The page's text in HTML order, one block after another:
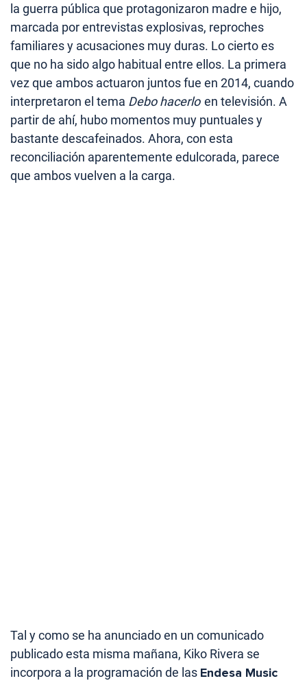
la guerra pública que protagonizaron madre e hijo,
marcada por entrevistas explosivas, reproches
familiares y acusaciones muy duras. Lo cierto es
que no ha sido algo habitual entre ellos. La primera
vez que ambos actuaron juntos fue en 2014, cuando
interpretaron el tema Debo hacerlo en televisión. A
partir de ahí, hubo momentos muy puntuales y
bastante descafeinados. Ahora, con esta
reconciliación aparentemente edulcorada, parece
que ambos vuelven a la carga.
Tal y como se ha anunciado en un comunicado
publicado esta misma mañana, Kiko Rivera se
incorpora a la programación de las Endesa Music